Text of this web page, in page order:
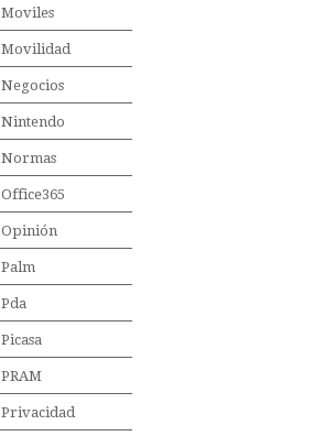
Moviles
Movilidad
Negocios
Nintendo
Normas
Office365
Opinión
Palm
Pda
Picasa
PRAM
Privacidad